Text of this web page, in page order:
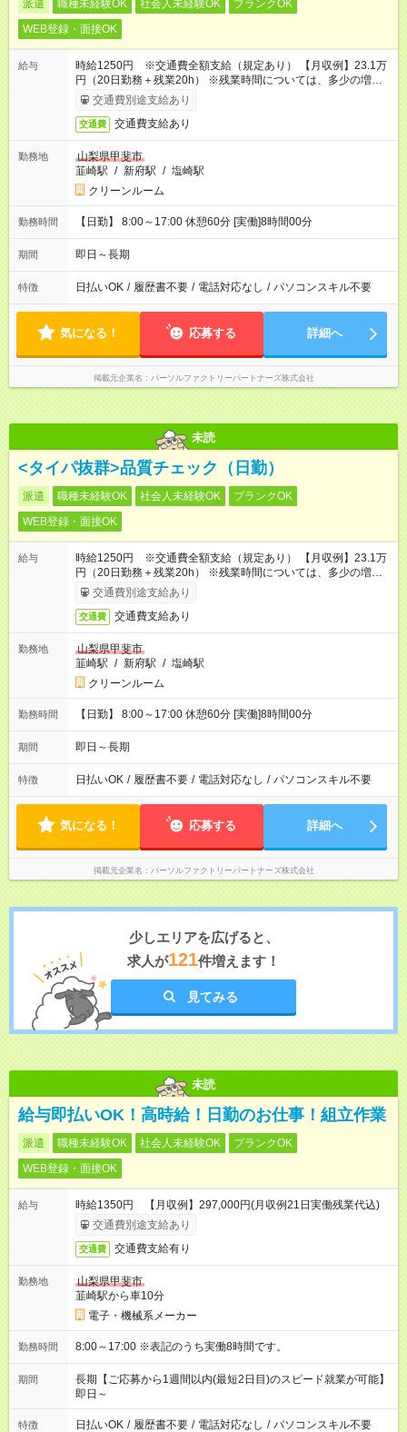
派遣 職種未経験OK 社会人未経験OK
ブランクOK
WEB登録・面接OK
給与
時給1250円 ※交通費全額支給（規定あり） 【月収例】23.1万
円（20日勤務＋残業20h） ※残業時間については、多少の増減
あり交通費別途支給あり
交通費 交通費支給あり
勤務地
山梨県甲斐市
韮崎駅 / 新府駅 / 塩崎駅
クリーンルーム
勤務時間 【日勤】 8:00～17:00 休憩60分 [実働]8時間00分
期間 即日～長期
特徴 日払いOK / 履歴書不要 / 電話対応なし / パソコンスキル不要
気になる！ 応募する 詳細へ
掲載元企業名 パーソルファクトリーパートナーズ株式会社
未読
<タイパ抜群>品質チェック（日勤）
派遣 職種未経験OK 社会人未経験OK
ブランクOK
WEB登録・面接OK
給与
時給1250円 ※交通費全額支給（規定あり） 【月収例】23.1万
円（20日勤務＋残業20h） ※残業時間については、多少の増減
あり交通費別途支給あり
交通費 交通費支給あり
勤務地
山梨県甲斐市
韮崎駅 / 新府駅 / 塩崎駅
クリーンルーム
勤務時間 【日勤】 8:00～17:00 休憩60分 [実働]8時間00分
期間 即日～長期
特徴 日払いOK / 履歴書不要 / 電話対応なし / パソコンスキル不要
気になる！ 応募する 詳細へ
掲載元企業名 パーソルファクトリーパートナーズ株式会社
少しエリアを広げると、
求人が121件増えます！
見てみる
未読
給与即払いOK！高時給！日勤のお仕事！組立作業
派遣 職種未経験OK 社会人未経験OK
ブランクOK
WEB登録・面接OK
給与
時給1350円 【月収例】297,000円(月収例21日実働残業代込)
交通費別途支給あり
交通費 交通費支給有り
勤務地
山梨県甲斐市
韮崎駅から車10分
電子・機械系メーカー
勤務時間 8:00～17:00 ※表記のうち実働8時間です。
期間
長期【ご応募から1週間以内(最短2日目)のスピード就業が可能】
即日～
特徴 日払いOK / 履歴書不要 / 電話対応なし / パソコンスキル不要